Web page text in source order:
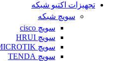
تجهیزات اکتیو شبکه
سویچ شبکه
سویچ cisco
سویچ HRUI
سویچ MICROTIK
سویچ TENDA